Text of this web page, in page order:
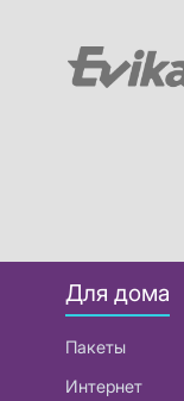
Для дома
Пакеты
Интернет